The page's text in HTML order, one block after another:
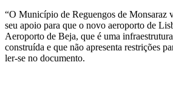
“O Município de Reguengos de Monsaraz
seu apoio para que o novo aeroporto de
Aeroporto de Beja, que é uma
construída e que não apresenta restrições
ler-se no documento.